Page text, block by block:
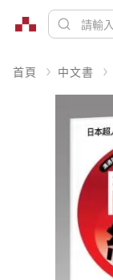
首頁 中文書